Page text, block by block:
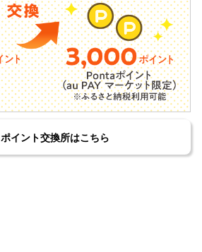
ポイント交換所はこちら